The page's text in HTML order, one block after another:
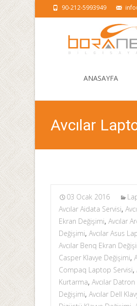
90-212-5993949
ANASAYFA
Avcılar
03 Ocak 2016
Avcılar Aidata Servisi,
Ekran Değişimi, Avcılar
Değişimi, Avcılar Asus
Avcılar Benq Ekran
Casper Klavye Değişimi,
Compaq Laptop Servisi,
Kurtarma, Avcılar
Değişimi, Avcılar Dell